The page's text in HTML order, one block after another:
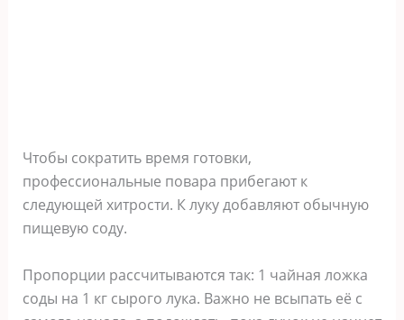
Чтобы сократить время готовки,
профессиональные повара прибегают к
следующей хитрости. К луку добавляют обычную
пищевую соду.
Пропорции рассчитываются так: 1 чайная ложка
соды на 1 кг сырого лука. Важно не всыпать её с